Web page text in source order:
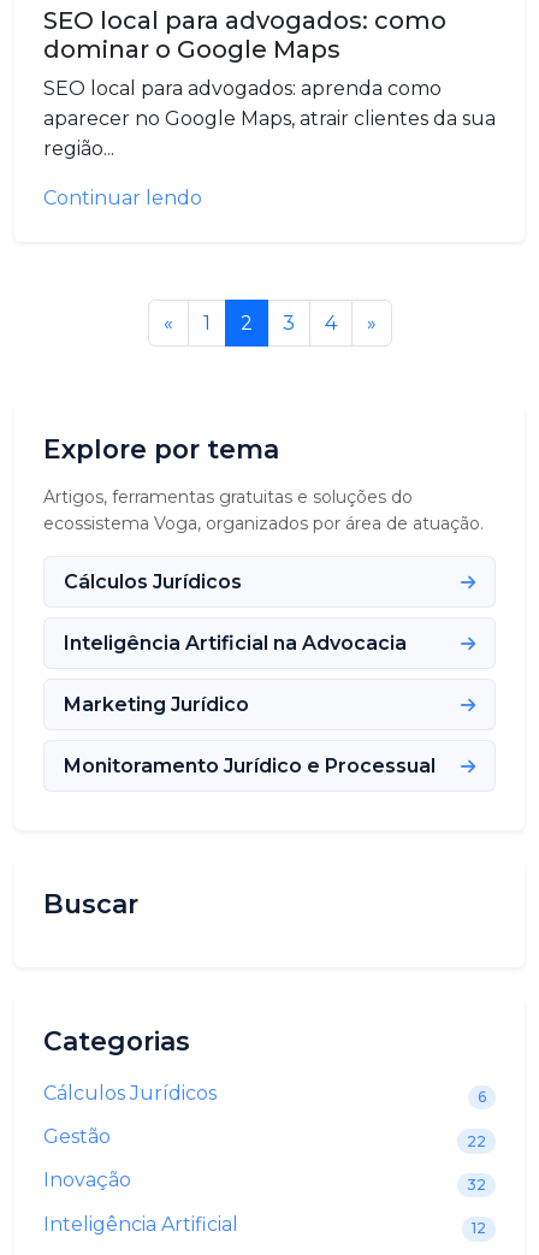
SEO local para advogados: como
dominar o Google Maps
SEO local para advogados: aprenda como
aparecer no Google Maps, atrair clientes da sua
região...
Continuar lendo
« 1 2 3 4 »
Explore por tema
Artigos, ferramentas gratuitas e soluções do
ecossistema Voga, organizados por área de atuação.
Cálculos Jurídicos
Inteligência Artificial na Advocacia
Marketing Jurídico
Monitoramento Jurídico e Processual
Buscar
Categorias
Cálculos Jurídicos 6
Gestão 22
Inovação 32
Inteligência Artificial 12